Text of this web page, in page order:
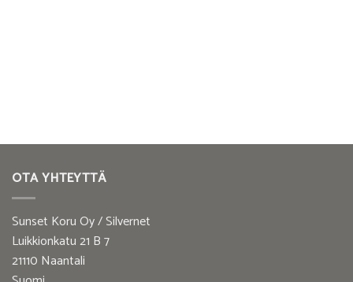
OTA YHTEYTTÄ
Sunset Koru Oy / Silvernet
Luikkionkatu 21 B 7
21110 Naantali